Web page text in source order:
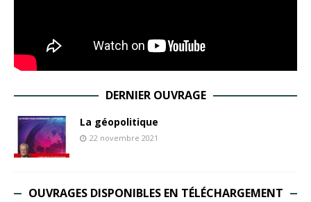
DERNIER OUVRAGE
La géopolitique
22 novembre 2021
OUVRAGES DISPONIBLES EN TÉLÉCHARGEMENT